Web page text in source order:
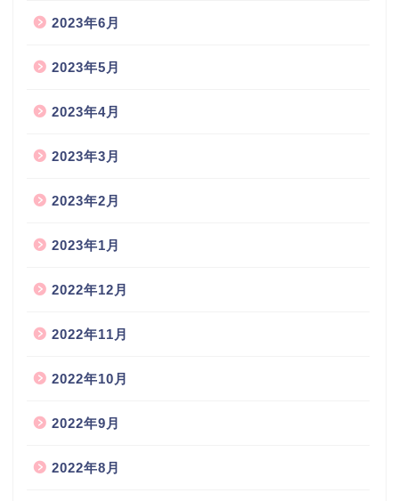
2023年6月
2023年5月
2023年4月
2023年3月
2023年2月
2023年1月
2022年12月
2022年11月
2022年10月
2022年9月
2022年8月